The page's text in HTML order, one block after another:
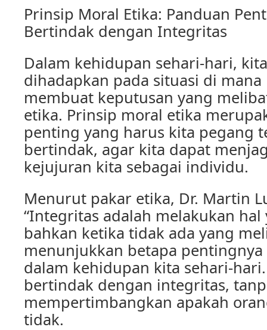
Prinsip Moral Etika: Panduan
Bertindak dengan Integritas
Dalam kehidupan sehari-hari,
dihadapkan pada situasi di
membuat keputusan yang
etika. Prinsip moral etika
penting yang harus kita pegang
bertindak, agar kita dapat
kejujuran kita sebagai individu.
Menurut pakar etika, Dr. Martin
“Integritas adalah melakukan hal
bahkan ketika tidak ada yang
menunjukkan betapa
dalam kehidupan kita sehari-
bertindak dengan integritas,
mempertimbangkan apakah
tidak.